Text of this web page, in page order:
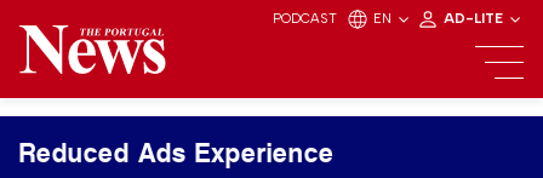
PODCAST EN AD-LITE
Reduced Ads Experience